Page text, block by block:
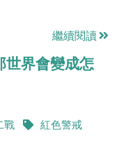
繼續閱讀
世界會變成怎
戰
紅色警戒